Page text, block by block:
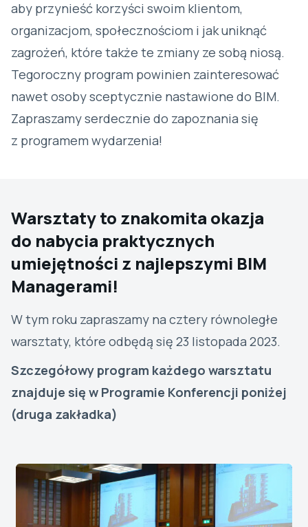
aby przynieść korzyści swoim klientom,
organizacjom, społecznościom i jak uniknąć
zagrożeń, które także te zmiany ze sobą niosą.
Tegoroczny program powinien zainteresować
nawet osoby sceptycznie nastawione do BIM.
Zapraszamy serdecznie do zapoznania się
z programem wydarzenia!
Warsztaty to znakomita okazja
do nabycia praktycznych
umiejętności z najlepszymi BIM
Managerami!
W tym roku zapraszamy na cztery równoległe
warsztaty, które odbędą się 23 listopada 2023.
Szczegółowy program każdego warsztatu
znajduje się w Programie Konferencji poniżej
(druga zakładka)